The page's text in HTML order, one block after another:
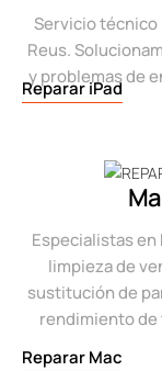
Servicio técnico
Reus.
y problemas de
Reparar iPad
Especialistas en
limpieza de
sustitución de
rendimiento de
Reparar Mac